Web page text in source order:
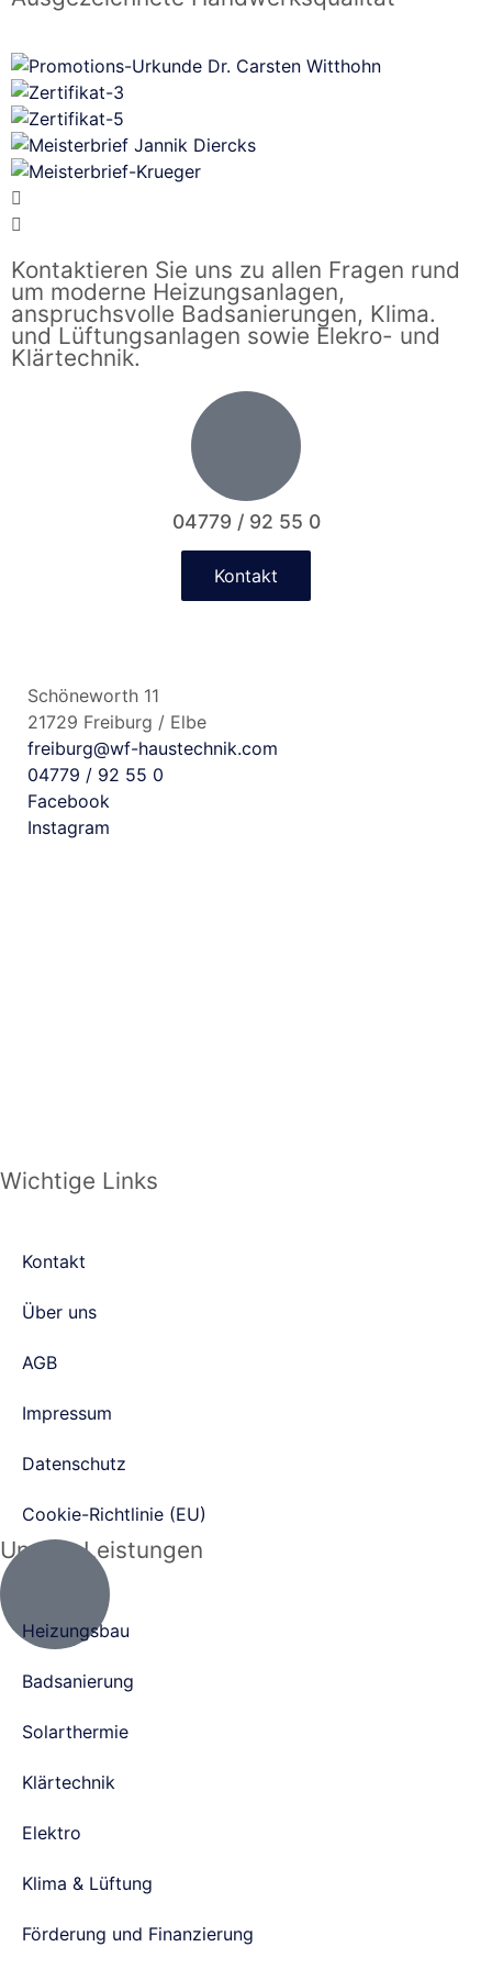
Kontaktieren Sie uns zu allen Fragen rund
um moderne Heizungsanlagen,
anspruchsvolle Badsanierungen, Klima.
und Lüftungsanlagen sowie Elekro- und
Klärtechnik.
04779 / 92 55 0
Kontakt
Schöneworth 11
21729 Freiburg / Elbe
freiburg@wf-haustechnik.com
04779 / 92 55 0
Facebook
Instagram
Wichtige Links
Kontakt
Über uns
AGB
Impressum
Datenschutz
Cookie-Richtlinie (EU)
Unsere Leistungen
Heizungsbau
Badsanierung
Solarthermie
Klärtechnik
Elektro
Klima & Lüftung
Förderung und Finanzierung